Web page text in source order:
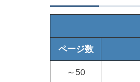
ページ数
～50